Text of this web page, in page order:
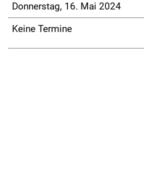
Donnerstag, 16. Mai 2024
Keine Termine